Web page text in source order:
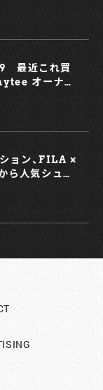
な、と。軽さで
ど、こういうもの
スマートフォン
ストで。このサ
できる」など、備
れた。 熱湯
チ ビバークレー
口食べてみたと
こか物足りない」
かりとした味わ
最近これ買
オーナ
ョン、FILA ×
人気シュー